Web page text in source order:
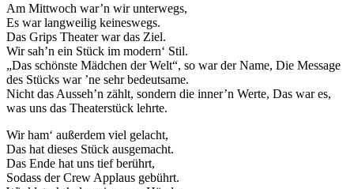
Am Mittwoch war’n wir unterwegs,
Es war langweilig keineswegs.
Das Grips Theater war das Ziel.
Wir sah’n ein Stück im modern‘ Stil.
„Das schönste Mädchen der Welt“, so war der Name, Die Message
des Stücks war ’ne sehr bedeutsame.
Nicht das Ausseh’n zählt, sondern die inner’n Werte, Das war es,
was uns das Theaterstück lehrte.
Wir ham‘ außerdem viel gelacht,
Das hat dieses Stück ausgemacht.
Das Ende hat uns tief berührt,
Sodass der Crew Applaus gebührt.